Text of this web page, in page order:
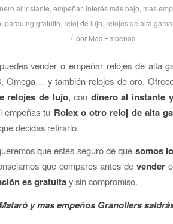
al instante, empeñar, interés más bajo, mas
, parquing gratuito, reloj de lujo, relojes de alta gama
/ por Mas Empeños
vender o empeñar relojes de alta
Omega… y también relojes de oro.
relojes de lujo, con dinero al instante
tu Rolex o otro reloj de alta
decidas retirarlo.
que estés seguro de que somos
que compares antes de vender o
es gratuitay sin compromiso.
y mas empeños Granollers